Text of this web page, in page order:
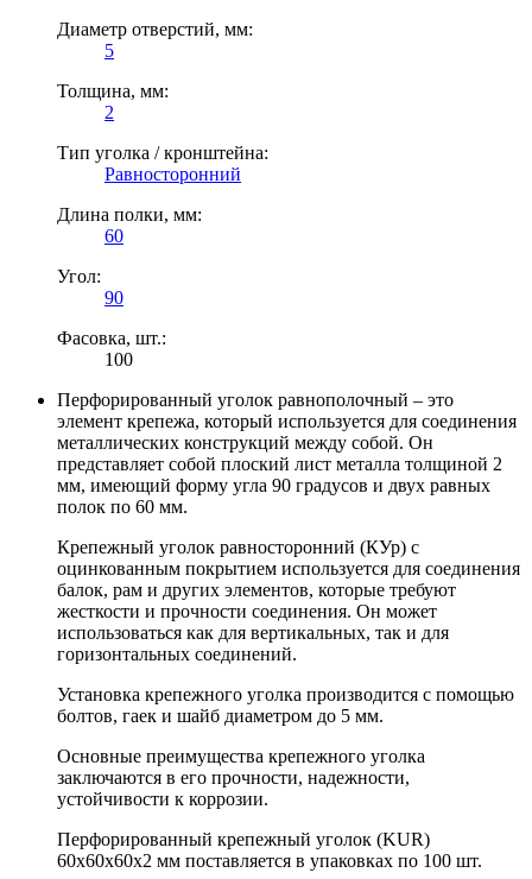
Диаметр отверстий, мм:
5
Толщина, мм:
2
Тип уголка / кронштейна:
Равносторонний
Длина полки, мм:
60
Угол:
90
Фасовка, шт.:
100
Перфорированный уголок равнополочный – это
элемент крепежа, который используется для соединения
металлических конструкций между собой. Он
представляет собой плоский лист металла толщиной 2
мм, имеющий форму угла 90 градусов и двух равных
полок по 60 мм.
Крепежный уголок равносторонний (КУр) с
оцинкованным покрытием используется для соединения
балок, рам и других элементов, которые требуют
жесткости и прочности соединения. Он может
использоваться как для вертикальных, так и для
горизонтальных соединений.
Установка крепежного уголка производится с помощью
болтов, гаек и шайб диаметром до 5 мм.
Основные преимущества крепежного уголка
заключаются в его прочности, надежности,
устойчивости к коррозии.
Перфорированный крепежный уголок (KUR)
60х60х60х2 мм поставляется в упаковках по 100 шт.